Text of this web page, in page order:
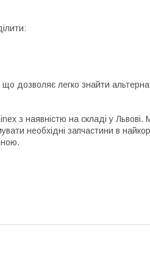
дозволяє легко знайти
з наявністю на складі у
необхідні запчастини в